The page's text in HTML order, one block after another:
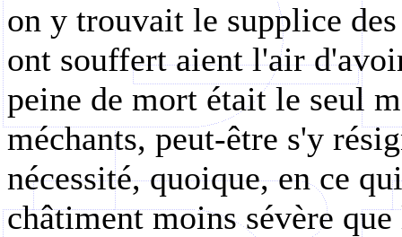
on y trouvait le supplice
ont souffert aient l'air
peine de mort était le seul
méchants, peut-être s'y
nécessité, quoique, en ce
châtiment moins sévère